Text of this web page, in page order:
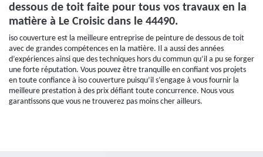
dessous de toit faite pour tous vos travaux en la
matière à Le Croisic dans le 44490.
iso couverture est la meilleure entreprise de peinture de dessous de toit
avec de grandes compétences en la matière. Il a aussi des années
d’expériences ainsi que des techniques hors du commun qu’il a pu se forger
une forte réputation. Vous pouvez être tranquille en confiant vos projets
en toute confiance à iso couverture puisqu’il s’engage à vous fournir la
meilleure prestation à des prix défiant toute concurrence. Nous vous
garantissons que vous ne trouverez pas moins cher ailleurs.